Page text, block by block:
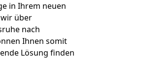
in Ihrem neuen
über
nach
Ihnen somit
Lösung finden